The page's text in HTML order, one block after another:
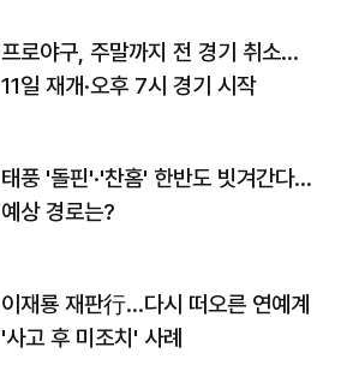
프로야구, 주말까지 전 경기 취소…
11일 재개·오후 7시 경기 시작
태풍 '돌핀'·'찬홈' 한반도 빗겨간다…
예상 경로는?
이재룡 재판行…다시 떠오른 연예계
'사고 후 미조치' 사례